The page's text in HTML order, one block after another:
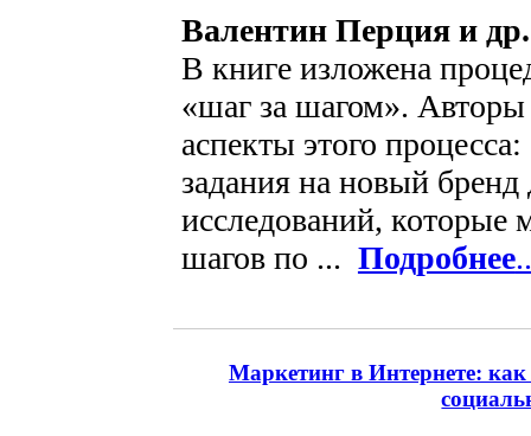
Валентин Перция и др.
В книге изложена
«шаг за шагом». Авторы
аспекты этого
задания на новый бренд
исследований, которые
шагов по ... Подробнее
Маркетинг в Интернете: